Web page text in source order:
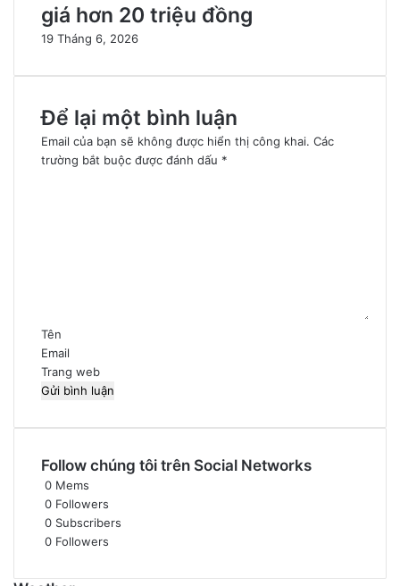
giá hơn 20 triệu đồng
19 Tháng 6, 2026
Để lại một bình luận
Email của bạn sẽ không được hiển thị công khai. Các
trường bắt buộc được đánh dấu *
*
Tên
Email
Trang web
Follow chúng tôi trên Social Networks
0 Mems
0 Followers
0 Subscribers
0 Followers